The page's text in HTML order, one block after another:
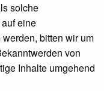
solche
eine
bitten wir um
von
Inhalte umgehend